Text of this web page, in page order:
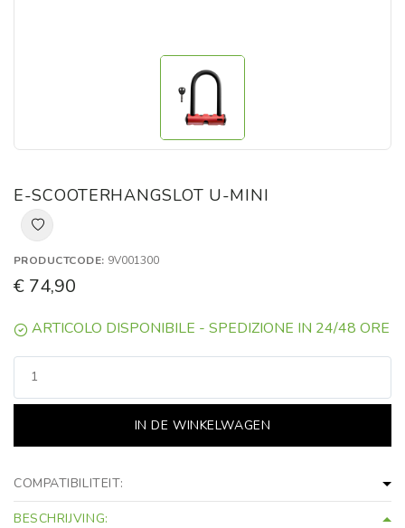
E-SCOOTERHANGSLOT U-MINI
PRODUCTCODE: 9V001300
€ 74,90
ARTICOLO DISPONIBILE - SPEDIZIONE IN 24/48 ORE
IN DE WINKELWAGEN
COMPATIBILITEIT:
BESCHRIJVING: